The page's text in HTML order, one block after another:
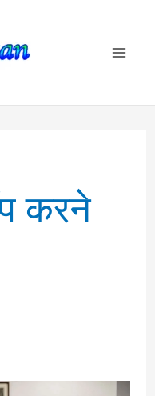
करने